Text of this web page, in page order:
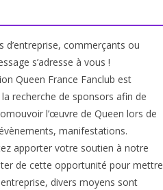
d’entreprise, commerçants ou
s’adresse à vous !
Queen France Fanclub est
recherche de sponsors afin de
l’œuvre de Queen lors de
manifestations.
apporter votre soutien à notre
de cette opportunité pour mettre
divers moyens sont